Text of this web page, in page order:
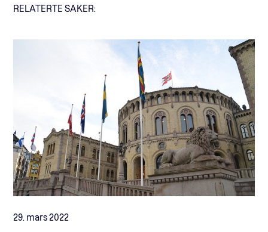
RELATERTE SAKER:
29. mars 2022